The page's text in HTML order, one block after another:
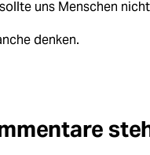
uns Menschen
denken.